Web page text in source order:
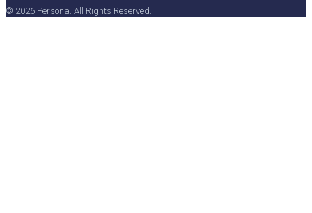
© 2026 Persona. All Rights Reserved.